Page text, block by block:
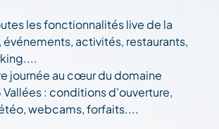
les fonctionnalités live de la
événements, activités, restaurants,
journée au cœur du domaine
Vallées : conditions d'ouverture,
webcams, forfaits....